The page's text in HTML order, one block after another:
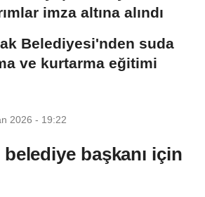
imza altına alındı
Belediyesi'nden suda
ve kurtarma eğitimi
2026 - 19:22
başkanı için